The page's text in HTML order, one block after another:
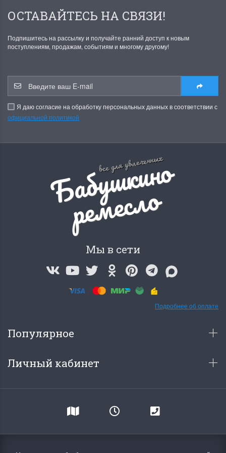
ОСТАВАЙТЕСЬ НА СВЯЗИ!
Подпишитесь на рассылку и получайте ранний доступ к новым
поступлениям, продажам, событиям и многому другому!
Я даю согласие на обработку персональных данных в соответствии с
официальной политикой
все для увлеченных
Б
а
б
у
ш
к
и
н
о
р
е
м
е
с
л
о
Мы в сети
Подробнее об оплате
Популярное
Личный кабинет